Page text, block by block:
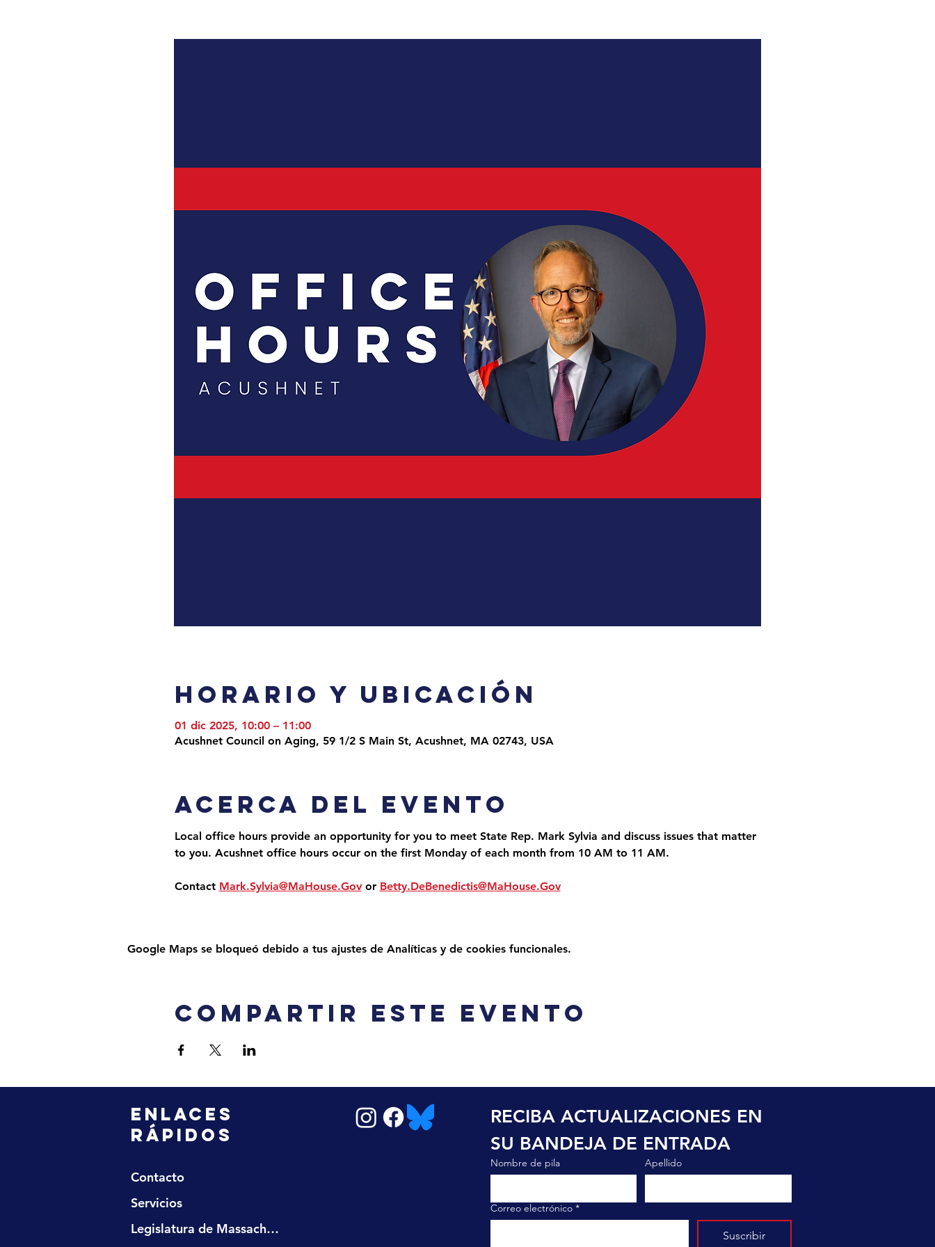
Horario y ubicación
01 dic 2025, 10:00 – 11:00
Acushnet Council on Aging, 59 1/2 S Main St, Acushnet, MA 02743, USA
Acerca del evento
Local office hours provide an opportunity for you to meet State Rep. Mark Sylvia and discuss issues that matter
to you. Acushnet office hours occur on the first Monday of each month from 10 AM to 11 AM.
Contact Mark.Sylvia@MaHouse.Gov or Betty.DeBenedictis@MaHouse.Gov
Google Maps se bloqueó debido a tus ajustes de Analíticas y de cookies funcionales.
Compartir este evento
ENLACES
RÁPIDOS
Contacto
Servicios
Legislatura de Massachusetts
RECIBA ACTUALIZACIONES EN
SU BANDEJA DE ENTRADA
Nombre de pila Apellido
Correo electrónico *
Suscribir